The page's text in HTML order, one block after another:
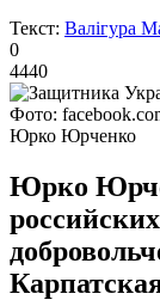
Текст: Валігура
0
4440
Фото:
Юрко Юрченко
Юрко